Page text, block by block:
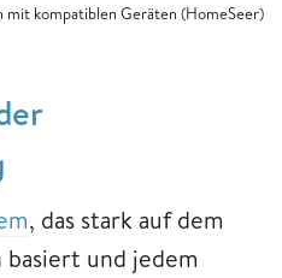
kompatiblen Geräten (HomeSeer)
, das stark auf dem
und jedem